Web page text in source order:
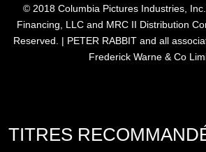
© 2018 Columbia Pictures Industries,
Financing, LLC and MRC II Distribution
Reserved. | PETER RABBIT and all
Frederick Warne & Co
TITRES